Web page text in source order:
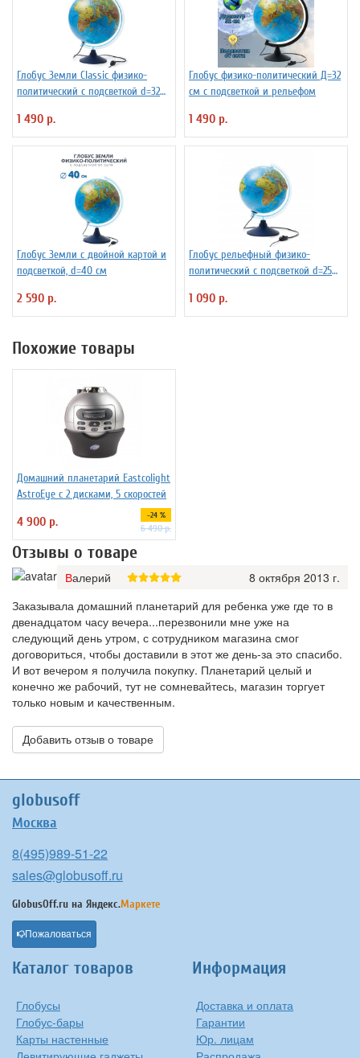
Глобус Земли Classic физико-
политический с подсветкой d=32
1 490 р.
Глобус физико-политический Д=32
см с подсветкой и рельефом
1 490 р.
Глобус Земли с двойной картой и
подсветкой, d=40 см
2 590 р.
Глобус рельефный физико-
политический с подсветкой d=25
1 090 р.
Похожие товары
Домашний планетарий Eastcolight
AstroEye с 2 дисками, 5 скоростей
4 900 р. -24 %
6 490 р.
Отзывы о товаре
Валерий
8 октября 2013 г.
Заказывала домашний планетарий для ребенка уже где то в
двенадцатом часу вечера...перезвонили мне уже на
следующий день утром, с сотрудником магазина смог
договориться, чтобы доставили в этот же день-за это спасибо.
И вот вечером я получила покупку. Планетарий целый и
конечно же рабочий, тут не сомневайтесь, магазин торгует
только новым и качественным.
Добавить отзыв о товаре
globusoff
Москва
8(495)989-51-22
sales@globusoff.ru
GlobusOff.ru на Яндекс.Маркете
Пожаловаться
Каталог товаров
Глобусы
Глобус-бары
Карты настенные
Информация
Доставка и оплата
Гарантии
Юр. лицам